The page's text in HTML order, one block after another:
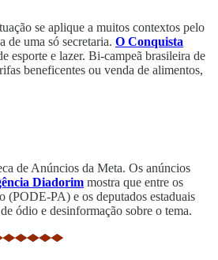
se aplique a muitos contextos pelo
de uma só secretaria. O Conquista
esporte e lazer. Bi-campeã brasileira de
beneficentes ou venda de alimentos,
de Anúncios da Meta. Os anúncios
Diadorim mostra que entre os
(PODE-PA) e os deputados estaduais
ódio e desinformação sobre o tema.